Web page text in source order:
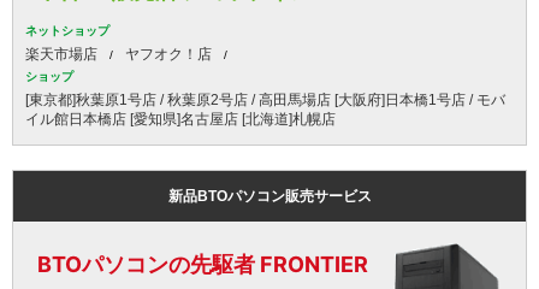
ネットショップ
楽天市場店 ヤフオク！店
ショップ
[東京都]秋葉原1号店 / 秋葉原2号店 / 高田馬場店 [大阪府]日本橋1号店 / モバ
イル館日本橋店 [愛知県]名古屋店 [北海道]札幌店
新品BTOパソコン販売サービス
BTOパソコンの先駆者 FRONTIER